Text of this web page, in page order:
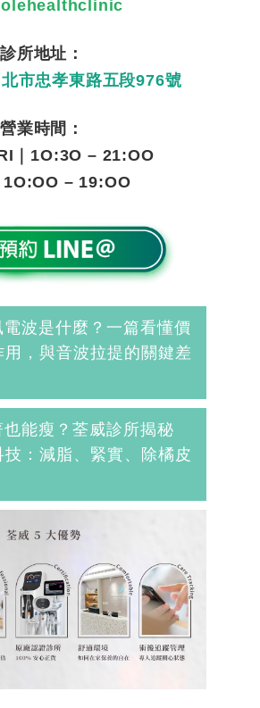
診所地址：
市忠孝東路五段976號
營業時間：
1O:3O – 21:OO
1O:OO – 19:OO
電波是什麼？一篇看懂價
，與音波拉提的關鍵差
也能瘦？荃威診所揭秘
技：減脂、緊實、除橘皮